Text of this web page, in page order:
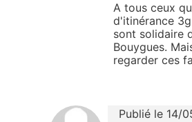
A tous ceux
d'itinérance
sont solidaire
Bouygues.
regarder ces
Publié le 14/